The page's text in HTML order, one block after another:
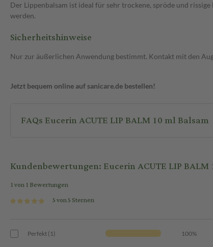
Der Lippenbalsam ist ideal für sehr trockene, spröde und
werden.
Sicherheitshinweise
Nur zur äußerlichen Anwendung bestimmt. Kontakt mit den
Jetzt bequem online auf sanicare.de bestellen!
FAQs Eucerin ACUTE LIP BALM 10 ml Balsam
Kundenbewertungen: Eucerin ACUTE LIP
1 von 1 Bewertungen
5 von 5 Sternen
Perfekt (1) 100%